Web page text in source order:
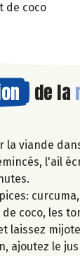
de coco
de la
la viande
l'ail
coco, les
laissez
ajoutez le